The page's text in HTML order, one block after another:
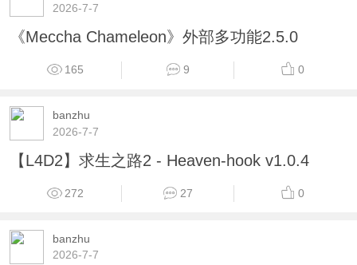
2026-7-7
《Meccha Chameleon》外部多功能2.5.0
165 9 0
banzhu
2026-7-7
【L4D2】求生之路2 - Heaven-hook v1.0.4
272 27 0
banzhu
2026-7-7